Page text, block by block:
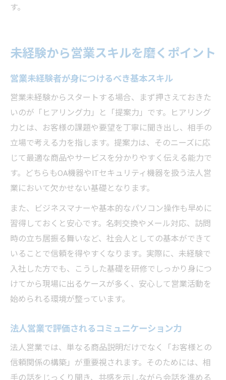
す。
未経験から営業スキルを磨くポイント
営業未経験者が身につけるべき基本スキル
営業未経験からスタートする場合、まず押さえておきた
いのが「ヒアリング力」と「提案力」です。ヒアリング
力とは、お客様の課題や要望を丁寧に聞き出し、相手の
立場で考える力を指します。提案力は、そのニーズに応
じて最適な商品やサービスを分かりやすく伝える能力で
す。どちらもOA機器やITセキュリティ機器を扱う法人営
業において欠かせない基礎となります。
また、ビジネスマナーや基本的なパソコン操作も早めに
習得しておくと安心です。名刺交換やメール対応、訪問
時の立ち居振る舞いなど、社会人としての基本ができて
いることで信頼を得やすくなります。実際に、未経験で
入社した方でも、こうした基礎を研修でしっかり身につ
けてから現場に出るケースが多く、安心して営業活動を
始められる環境が整っています。
法人営業で評価されるコミュニケーション力
法人営業では、単なる商品説明だけでなく「お客様との
信頼関係の構築」が重要視されます。そのためには、相